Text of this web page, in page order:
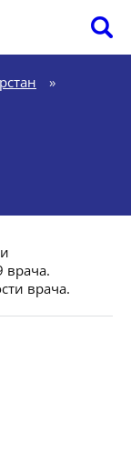
»
врача.
врача.